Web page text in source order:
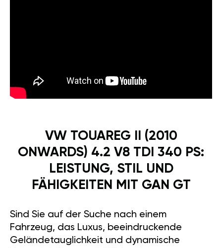
VW TOUAREG II (2010
ONWARDS) 4.2 V8 TDI 340 PS:
LEISTUNG, STIL UND
FÄHIGKEITEN MIT GAN GT
Sind Sie auf der Suche nach einem
Fahrzeug, das Luxus, beeindruckende
Geländetauglichkeit und dynamische